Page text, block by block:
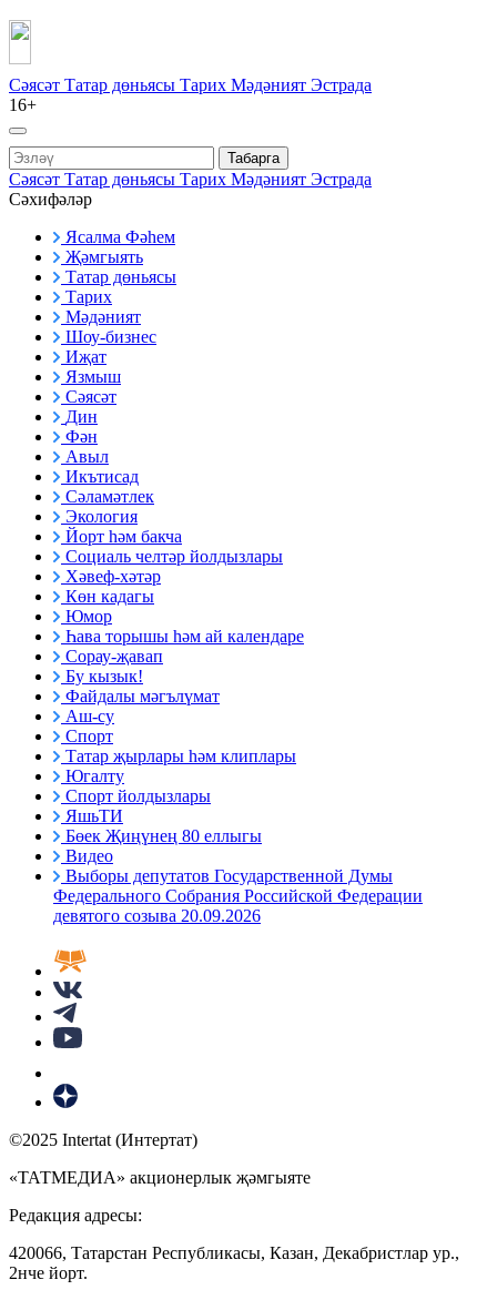
Сәясәт Татар дөньясы Тарих Мәдәният Эстрада
16+
Табарга
Сәясәт Татар дөньясы Тарих Мәдәният Эстрада
Сәхифәләр
Ясалма Фәһем
Җәмгыять
Татар дөньясы
Тарих
Мәдәният
Шоу-бизнес
Иҗат
Язмыш
Сәясәт
Дин
Фән
Авыл
Икътисад
Сәламәтлек
Экология
Йорт һәм бакча
Социаль челтәр йолдызлары
Хәвеф-хәтәр
Көн кадагы
Юмор
Һава торышы һәм ай календаре
Сорау-җавап
Бу кызык!
Файдалы мәгълүмат
Аш-су
Спорт
Татар җырлары һәм клиплары
Югалту
Спорт йолдызлары
ЯшьТИ
Бөек Җиңүнең 80 еллыгы
Видео
Выборы депутатов Государственной Думы
Федерального Собрания Российской Федерации
девятого созыва 20.09.2026
©2025 Intertat (Интертат)
«ТАТМЕДИА» акционерлык җәмгыяте
Редакция адресы:
420066, Татарстан Республикасы, Казан, Декабристлар ур.,
2нче йорт.